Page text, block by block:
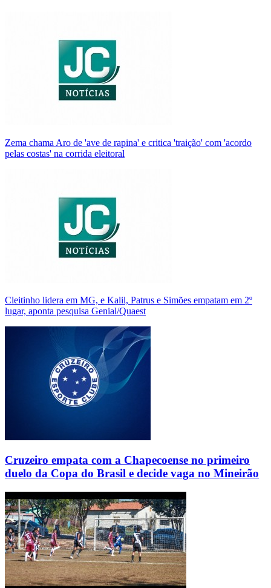
Zema chama Aro de 'ave de rapina' e critica 'traição' com 'acordo
pelas costas' na corrida eleitoral
Cleitinho lidera em MG, e Kalil, Patrus e Simões empatam em 2º
lugar, aponta pesquisa Genial/Quaest
Cruzeiro empata com a Chapecoense no primeiro
duelo da Copa do Brasil e decide vaga no Mineirão